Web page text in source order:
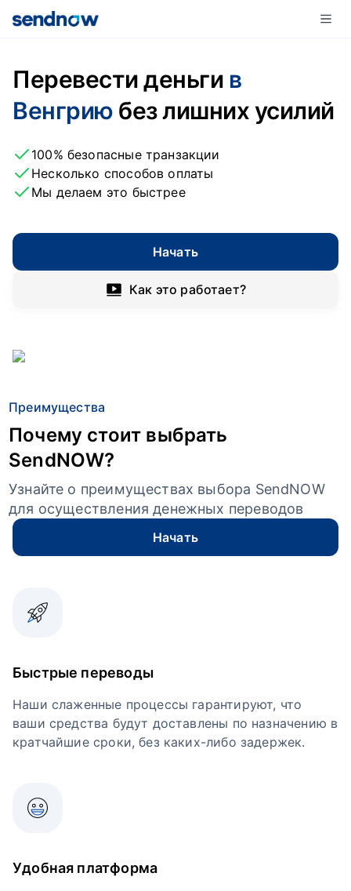
Перевести деньги в
Венгрию без лишних усилий
100% безопасные транзакции
Несколько способов оплаты
Мы делаем это быстрее
Начать
Как это работает?
Преимущества
Почему стоит выбрать
SendNOW?
Узнайте о преимуществах выбора SendNOW
для осуществления денежных переводов
Начать
Быстрые переводы
Наши слаженные процессы гарантируют, что
ваши средства будут доставлены по назначению в
кратчайшие сроки, без каких-либо задержек.
Удобная платформа